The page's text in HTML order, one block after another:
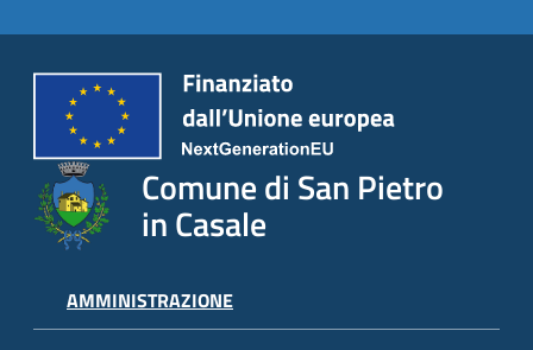
Comune di San Pietro
in Casale
AMMINISTRAZIONE